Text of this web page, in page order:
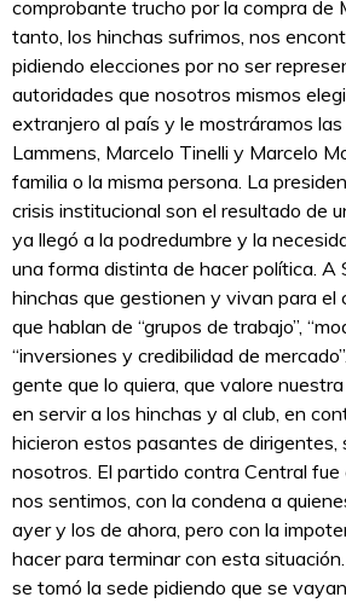
comprobante trucho por la compra de
tanto, los hinchas sufrimos, nos
pidiendo elecciones por no ser
autoridades que nosotros mismos
extranjero al país y le mostráramos
Lammens, Marcelo Tinelli y Marcelo
familia o la misma persona. La
crisis institucional son el resultado de
ya llegó a la podredumbre y la
una forma distinta de hacer política. A
hinchas que gestionen y vivan para el
que hablan de “grupos de trabajo”,
“inversiones y credibilidad de
gente que lo quiera, que valore
en servir a los hinchas y al club, en
hicieron estos pasantes de dirigentes,
nosotros. El partido contra Central fue
nos sentimos, con la condena a
ayer y los de ahora, pero con la
hacer para terminar con esta
se tomó la sede pidiendo que se